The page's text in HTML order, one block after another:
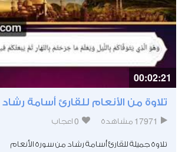
00:02:21
تلاوة من الأنعام للقارئ أسامة رشاد
17971 مشاهدة 0 اعجاب
تلاوة جميلة للقارئ أسامة رشاد من سورة الأنعام